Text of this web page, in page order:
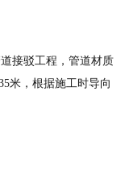
接驳工程，管道材质
米，根据施工时导向